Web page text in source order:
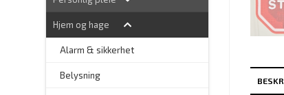
Hjem og hage
Alarm & sikkerhet
Belysning